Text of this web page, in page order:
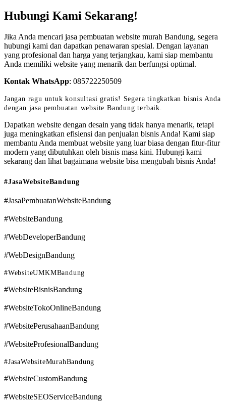
Hubungi Kami Sekarang!
Jika Anda mencari jasa pembuatan website murah Bandung, segera
hubungi kami dan dapatkan penawaran spesial. Dengan layanan
yang profesional dan harga yang terjangkau, kami siap membantu
Anda memiliki website yang menarik dan berfungsi optimal.
Kontak WhatsApp: 085722250509
Jangan ragu untuk konsultasi gratis! Segera tingkatkan bisnis Anda
dengan jasa pembuatan website Bandung terbaik.
Dapatkan website dengan desain yang tidak hanya menarik, tetapi
juga meningkatkan efisiensi dan penjualan bisnis Anda! Kami siap
membantu Anda membuat website yang luar biasa dengan fitur-fitur
modern yang dibutuhkan oleh bisnis masa kini. Hubungi kami
sekarang dan lihat bagaimana website bisa mengubah bisnis Anda!
#JasaWebsiteBandung
#JasaPembuatanWebsiteBandung
#WebsiteBandung
#WebDeveloperBandung
#WebDesignBandung
#WebsiteUMKMBandung
#WebsiteBisnisBandung
#WebsiteTokoOnlineBandung
#WebsitePerusahaanBandung
#WebsiteProfesionalBandung
#JasaWebsiteMurahBandung
#WebsiteCustomBandung
#WebsiteSEOServiceBandung